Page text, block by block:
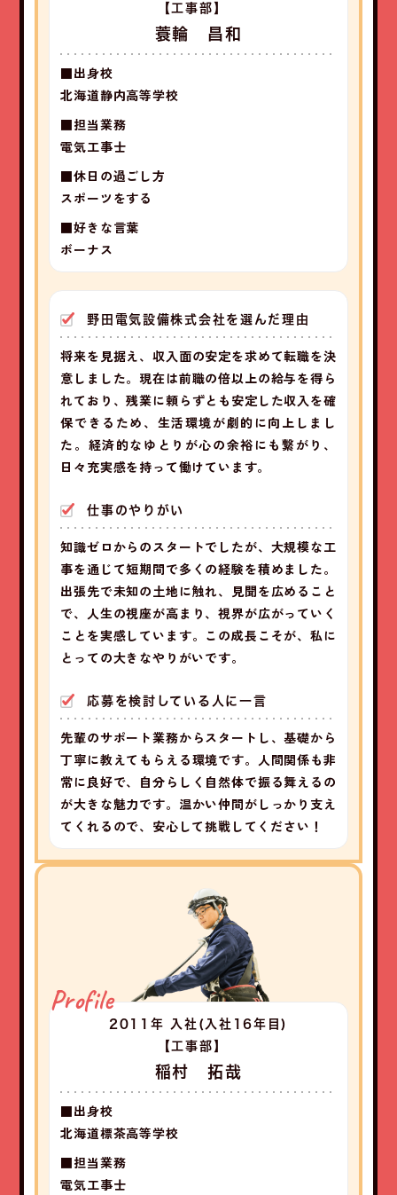
【工事部】
蓑輪 昌和
■出身校
北海道静内高等学校
■担当業務
電気工事士
■休日の過ごし方
スポーツをする
■好きな言葉
ボーナス
野田電気設備株式会社を選んだ理由
将来を見据え、収入面の安定を求めて転職を決
意しました。現在は前職の倍以上の給与を得ら
れており、残業に頼らずとも安定した収入を確
保できるため、生活環境が劇的に向上しまし
た。経済的なゆとりが心の余裕にも繋がり、
日々充実感を持って働けています。
仕事のやりがい
知識ゼロからのスタートでしたが、大規模な工
事を通じて短期間で多くの経験を積めました。
出張先で未知の土地に触れ、見聞を広めること
で、人生の視座が高まり、視界が広がっていく
ことを実感しています。この成長こそが、私に
とっての大きなやりがいです。
応募を検討している人に一言
先輩のサポート業務からスタートし、基礎から
丁寧に教えてもらえる環境です。人間関係も非
常に良好で、自分らしく自然体で振る舞えるの
が大きな魅力です。温かい仲間がしっかり支え
てくれるので、安心して挑戦してください！
Profile
2011年 入社 (入社16年目)
【工事部】
稲村 拓哉
■出身校
北海道標茶高等学校
■担当業務
電気工事士